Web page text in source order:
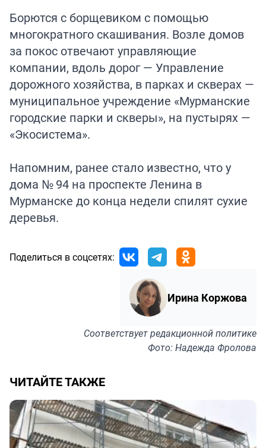
Борются с борщевиком с помощью
многократного скашивания. Возле домов
за покос отвечают управляющие
компании, вдоль дорог — Управление
дорожного хозяйства, в парках и скверах —
муниципальное учреждение «Мурманские
городские парки и скверы», на пустырях —
«Экосистема».
Напомним, ранее стало известно, что у
дома № 94 на проспекте Ленина в
Мурманске до конца недели спилят сухие
деревья.
Поделиться в соцсетях:
Ирина Коржова
Соответствуетредакционной политике
Фото: Надежда Фролова
ЧИТАЙТЕ ТАКЖЕ